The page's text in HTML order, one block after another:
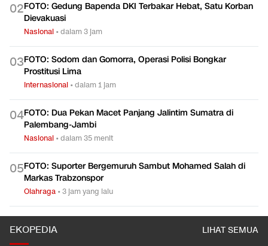
02FOTO: Gedung Bapenda DKI Terbakar Hebat, Satu Korban
Dievakuasi
Nasional •dalam 3 jam
03FOTO: Sodom dan Gomorra, Operasi Polisi Bongkar
Prostitusi Lima
Internasional •dalam 1 jam
04FOTO: Dua Pekan Macet Panjang Jalintim Sumatra di
Palembang-Jambi
Nasional •dalam 35 menit
05FOTO: Suporter Bergemuruh Sambut Mohamed Salah di
Markas Trabzonspor
Olahraga •3 jam yang lalu
EKOPEDIA LIHAT SEMUA